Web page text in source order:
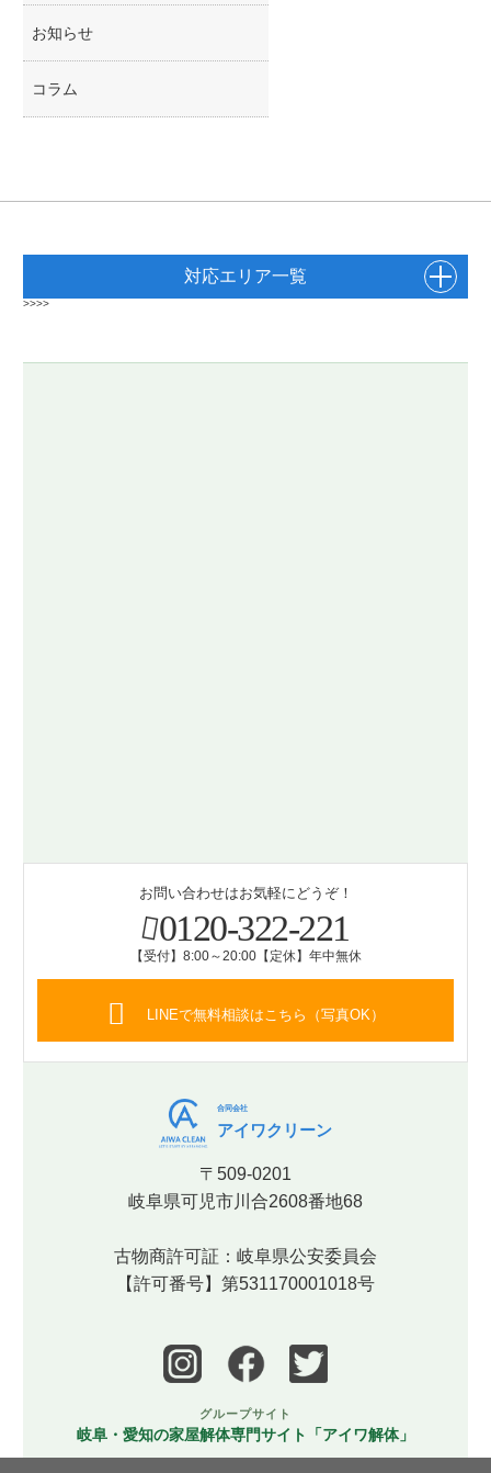
お知らせ
コラム
対応エリア一覧
>>>>
お問い合わせはお気軽にどうぞ！
0120-322-221
【受付】8:00～20:00【定休】年中無休
LINEで無料相談はこちら（写真OK）
合同会社
アイワクリーン
〒509-0201
岐阜県可児市川合2608番地68
古物商許可証：岐阜県公安委員会
【許可番号】第531170001018号
グループサイト
岐阜・愛知の家屋解体専門サイト「アイワ解体」